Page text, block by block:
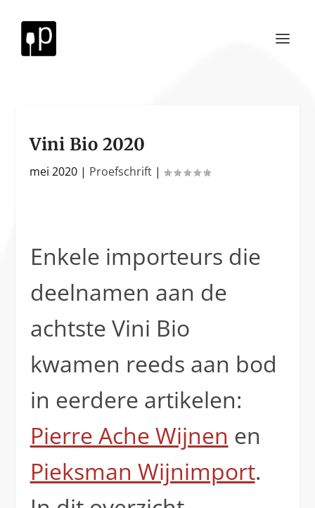
Vini Bio 2020
mei 2020 | Proefschrift |
Enkele importeurs die
deelnamen aan de
achtste Vini Bio
kwamen reeds aan bod
in eerdere artikelen:
Pierre Ache Wijnen en
Pieksman Wijnimport.